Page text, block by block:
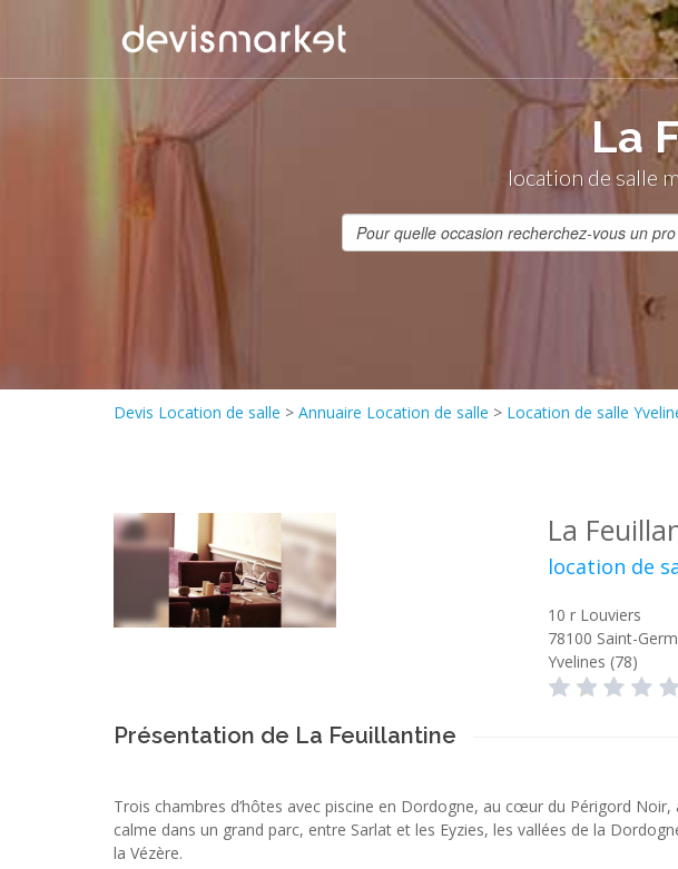
La
location de salle
Devis Location de salle > Annuaire Location de salle > Location de salle
La
location de
10 r Louviers
78100 Saint-
Yvelines (78)
Présentation de La Feuillantine
Trois chambres d’hôtes avec piscine en Dordogne, au cœur du Périgord Noir,
calme dans un grand parc, entre Sarlat et les Eyzies, les vallées de la
la Vézère.